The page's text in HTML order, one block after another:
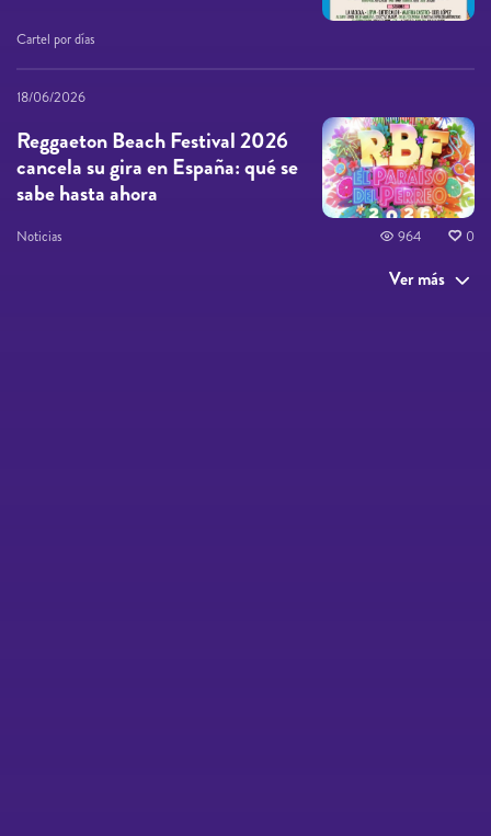
Cartel por días
18/06/2026
Reggaeton Beach Festival 2026
cancela su gira en España: qué se
sabe hasta ahora
Noticias 964 0
Ver más